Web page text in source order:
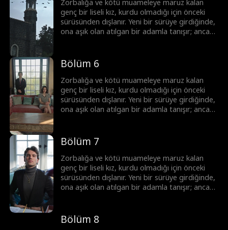
Zorbalığa ve kötü muameleye maruz kalan
genç bir liseli kız, kurdu olmadığı için önceki
sürüsünden dışlanır. Yeni bir sürüye girdiğinde,
ona aşık olan atılgan bir adamla tanışır; ancak
Bölüm 6
Zorbalığa ve kötü muameleye maruz kalan
genç bir liseli kız, kurdu olmadığı için önceki
sürüsünden dışlanır. Yeni bir sürüye girdiğinde,
ona aşık olan atılgan bir adamla tanışır; ancak
Bölüm 7
Zorbalığa ve kötü muameleye maruz kalan
genç bir liseli kız, kurdu olmadığı için önceki
sürüsünden dışlanır. Yeni bir sürüye girdiğinde,
ona aşık olan atılgan bir adamla tanışır; ancak
Bölüm 8